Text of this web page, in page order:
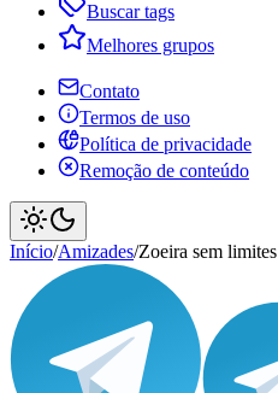
Buscar tags
Melhores grupos
Contato
Termos de uso
Política de privacidade
Remoção de conteúdo
Início/Amizades/Zoeira sem limites